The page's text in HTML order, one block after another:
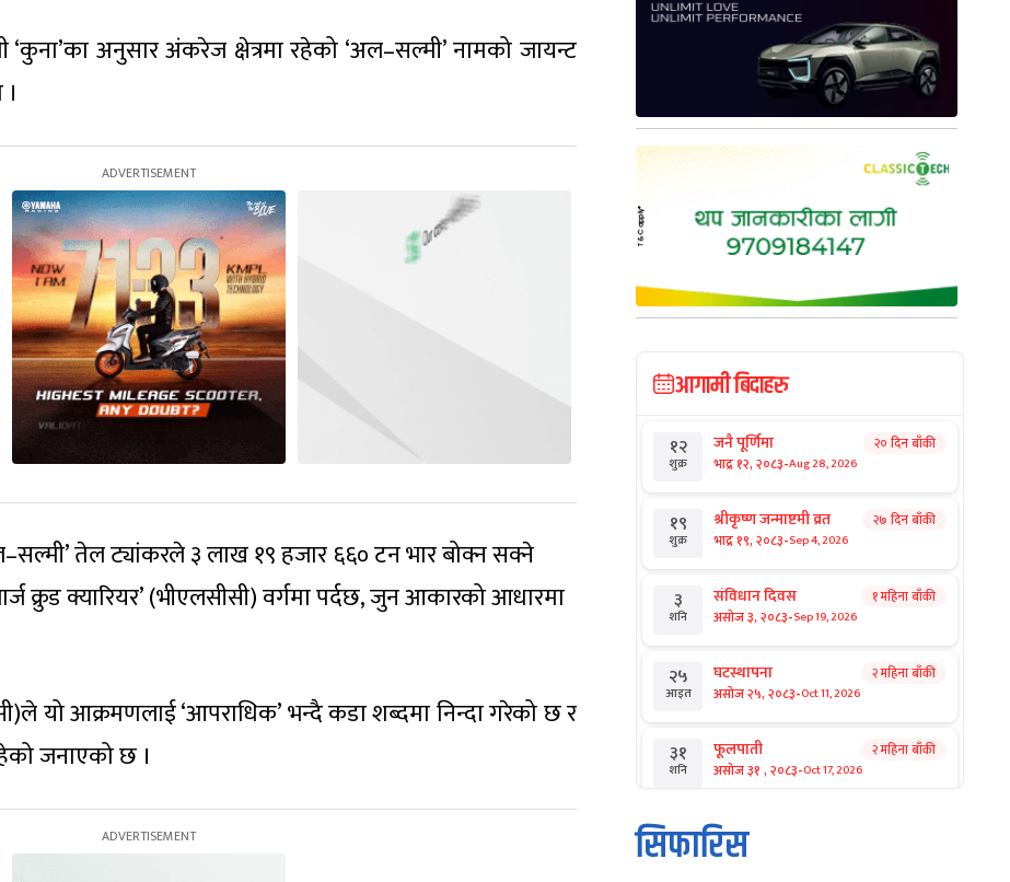
अनुसार अंकरेज क्षेत्रमा रहेको ‘अल–सल्मी’ नामको जायन्ट
तेल ट्यांकरले ३ लाख १९ हजार ६६० टन भार बोक्न सक्ने
क्रुड क्यारियर’ (भीएलसीसी) वर्गमा पर्दछ, जुन आकारको आधारमा
यो आक्रमणलाई ‘आपराधिक’ भन्दै कडा शब्दमा निन्दा गरेको छ र
जनाएको छ ।
आगामी बिदाहरु
१२
शुक्र
जनै पूर्णिमा
भाद्र १२, २०८३-Aug 28, 2026
२० दिन बाँकी
१९
शुक्र
श्रीकृष्ण जन्माष्टमी व्रत
भाद्र १९, २०८३-Sep 4, 2026
२७ दिन बाँकी
३
शनि
संविधान दिवस
असोज ३, २०८३-Sep 19, 2026
१ महिना बाँकी
२५
आइत
घटस्थापना
असोज २५, २०८३-Oct 11, 2026
२ महिना बाँकी
३१
शनि
फूलपाती
असोज ३१ , २०८३-Oct 17, 2026
२ महिना बाँकी
१
आइत
कार्तिक सङ्क्रान्ति
कार्तिक १, २०८३
सिफारिस